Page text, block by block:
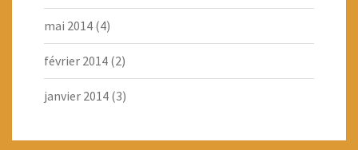
mai 2014 (4)
février 2014 (2)
janvier 2014 (3)